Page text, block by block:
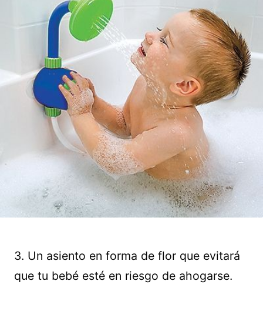
3. Un asiento en forma de flor que evitará
que tu bebé esté en riesgo de ahogarse.